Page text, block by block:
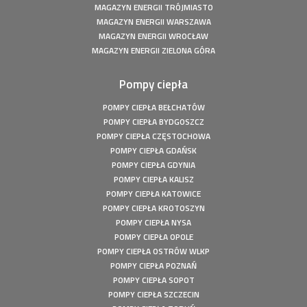
Fotowoltaika z magazynem energii - Człuchów - Instalacja
fotowoltaiczna o mocy: 9,86 kWp
Fotowoltaika z magazynem energii - Gorzów Śląski -
Instalacja fotowoltaiczna o mocy: 20,16 kWp
Fotowoltaika z magazynem energii - Szczecin - Instalacja
fotowoltaiczna o mocy: 6,1 kWp
Fotowoltaika z magazynem energii - Wołuszewo -
Instalacja fotowoltaiczna o mocy: 9,81 kWp
Fotowoltaika Gorzów Śląski - Instalacja fotowoltaiczna o
Fotowoltaika z magazynem energii - Borek - Instalacja
fotowoltaiczna o mocy: 7,77 kWp
Fotowoltaika z magazynem energii - Secemin - Instalacja
fotowoltaiczna o mocy: 4,5 kWp
Fotowoltaika Wola Droszewska - Instalacja fotowoltaiczna
Fotowoltaika Aquapark Kalisz - Instalacja fotowoltaiczna o
MAGAZYN ENERGII TRÓJMIASTO
MAGAZYN ENERGII WARSZAWA
MAGAZYN ENERGII WROCŁAW
MAGAZYN ENERGII ZIELONA GÓRA
Pompy ciepła
POMPY CIEPŁA BEŁCHATÓW
POMPY CIEPŁA BYDGOSZCZ
POMPY CIEPŁA CZĘSTOCHOWA
POMPY CIEPŁA GDAŃSK
POMPY CIEPŁA GDYNIA
POMPY CIEPŁA KALISZ
POMPY CIEPŁA KATOWICE
POMPY CIEPŁA KROTOSZYN
POMPY CIEPŁA NYSA
POMPY CIEPŁA OPOLE
POMPY CIEPŁA OSTRÓW WLKP
POMPY CIEPŁA POZNAŃ
POMPY CIEPŁA SOPOT
POMPY CIEPŁA SZCZECIN